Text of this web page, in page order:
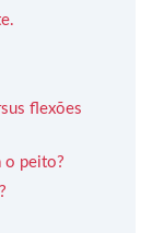
flexões
o peito?